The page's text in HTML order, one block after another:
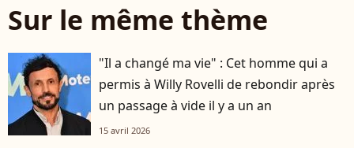
Sur le même thème
"Il a changé ma vie" : Cet homme qui a
permis à Willy Rovelli de rebondir après
un passage à vide il y a un an
15 avril 2026